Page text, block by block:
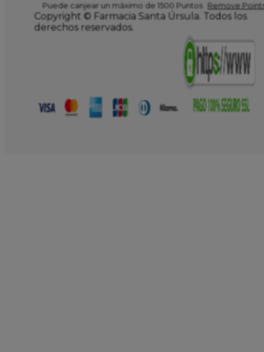
Puede canjear un máximo de 1500 Puntos Remove
Copyright © Farmacia Santa Úrsula. Todos los
derechos reservados.